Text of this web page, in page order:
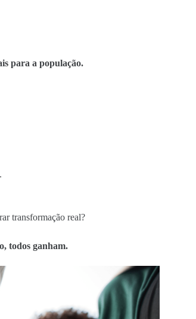
para a população.
transformação real?
todos ganham.